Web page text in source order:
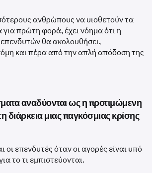
ανθρώπους να υιοθετούν τα
πρώτη φορά, έχει νόημα ότι η
θα ακολουθήσει,
και πέρα από την απλή απόδοση της
αναδύονται ως η προτιμώμενη
διάρκεια μιας παγκόσμιας κρίσης
οι επενδυτές όταν οι αγορές είναι υπό
το τι εμπιστεύονται.